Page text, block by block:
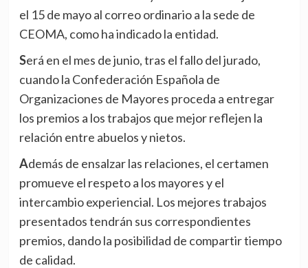
el 15 de mayo al correo ordinario a la sede de
CEOMA, como ha indicado la entidad.
Será en el mes de junio, tras el fallo del jurado,
cuando la Confederación Española de
Organizaciones de Mayores proceda a entregar
los premios a los trabajos que mejor reflejen la
relación entre abuelos y nietos.
Además de ensalzar las relaciones, el certamen
promueve el respeto a los mayores y el
intercambio experiencial. Los mejores trabajos
presentados tendrán sus correspondientes
premios, dando la posibilidad de compartir tiempo
de calidad.